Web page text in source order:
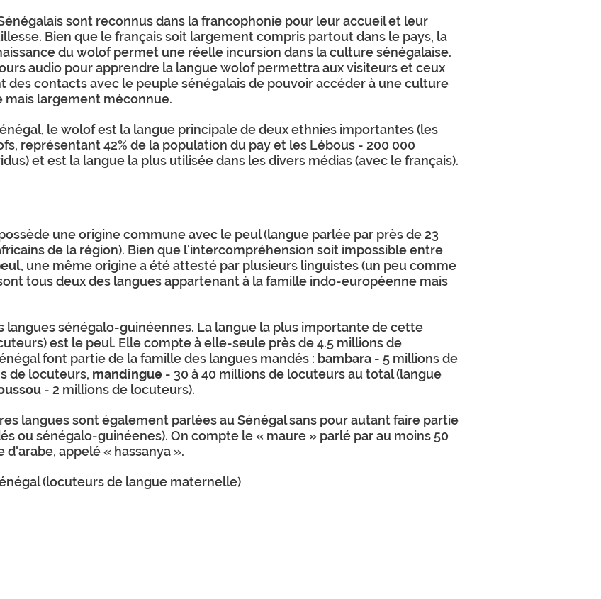
sont reconnus dans la francophonie pour leur accueil et leur
Bien que le français soit largement compris partout dans le pays, la
du wolof permet une réelle incursion dans la culture sénégalaise.
audio pour apprendre la langue wolof permettra aux visiteurs et ceux
des contacts avec le peuple sénégalais de pouvoir accéder à une culture
mais largement méconnue.
le wolof est la langue principale de deux ethnies importantes (les
représentant 42% de la population du pay et les Lébous - 200 000
et est la langue la plus utilisée dans les divers médias (avec le français).
une origine commune avec le peul (langue parlée par près de 23
de la région). Bien que l'intercompréhension soit impossible entre
, une même origine a été attesté par plusieurs linguistes (un peu comme
tous deux des langues appartenant à la famille indo-européenne mais
langues sénégalo-guinéennes. La langue la plus importante de cette
est le peul. Elle compte à elle-seule près de 4.5 millions de
font partie de la famille des langues mandés : bambara - 5 millions de
de locuteurs, mandingue - 30 à 40 millions de locuteurs au total (langue
- 2 millions de locuteurs).
langues sont également parlées au Sénégal sans pour autant faire partie
ou sénégalo-guinéenes). On compte le « maure » parlé par au moins 50
appelé « hassanya ».
(locuteurs de langue maternelle)